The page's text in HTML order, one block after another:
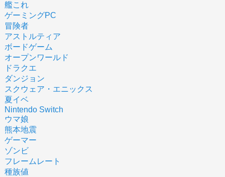
艦これ
ゲーミングPC
冒険者
アストルティア
ボードゲーム
オープンワールド
ドラクエ
ダンジョン
スクウェア・エニックス
夏イベ
Nintendo Switch
ウマ娘
熊本地震
ゲーマー
ゾンビ
フレームレート
種族値